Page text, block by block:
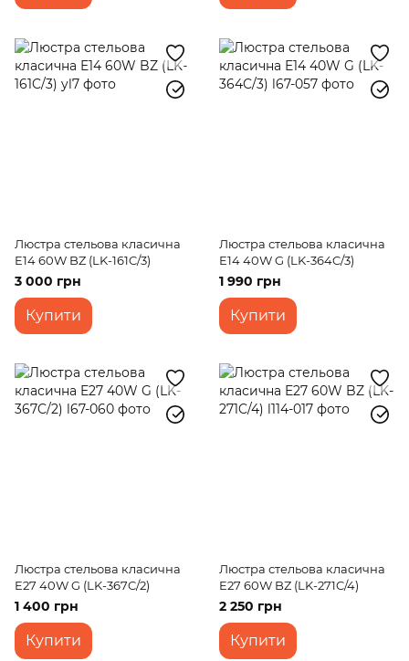
Люстра стельова класична
E14 60W BZ (LK-161C/3)
3 000 грн
Купити
Люстра стельова класична
E14 40W G (LK-364C/3)
1 990 грн
Купити
Люстра стельова класична
E27 40W G (LK-367C/2)
1 400 грн
Купити
Люстра стельова класична
E27 60W BZ (LK-271C/4)
2 250 грн
Купити